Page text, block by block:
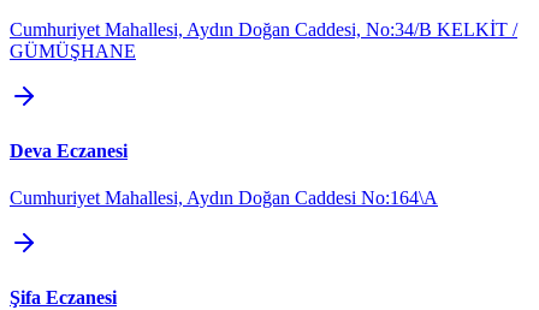
Cumhuriyet Mahallesi, Aydın Doğan Caddesi, No:34/B KELKİT /
GÜMÜŞHANE
Deva Eczanesi
Cumhuriyet Mahallesi, Aydın Doğan Caddesi No:164\A
Şifa Eczanesi